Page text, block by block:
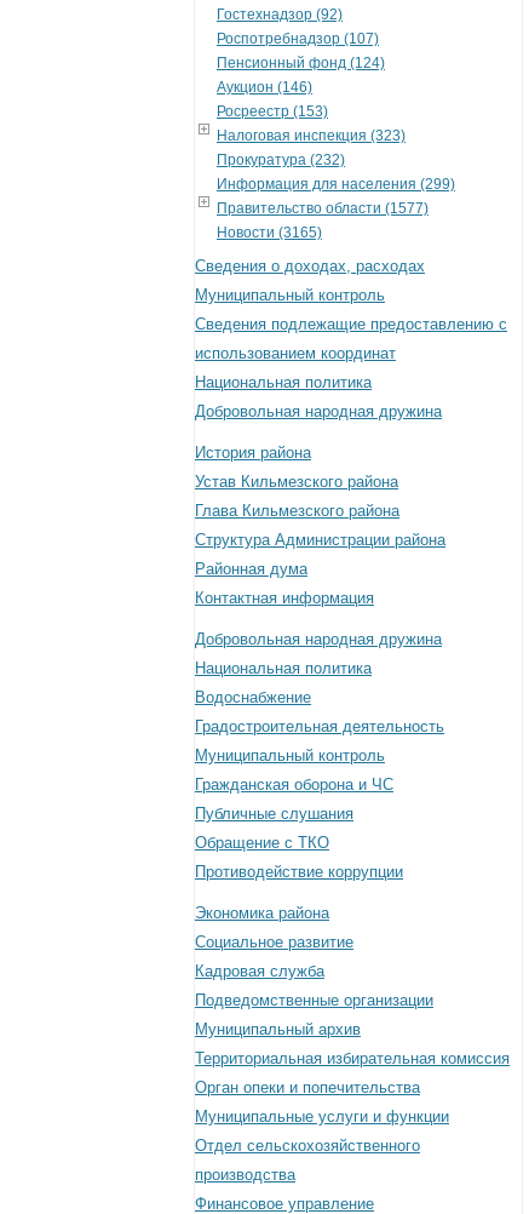
Гостехнадзор (92)
Роспотребнадзор (107)
Пенсионный фонд (124)
Аукцион (146)
Росреестр (153)
Налоговая инспекция (323)
Прокуратура (232)
Информация для населения (299)
Правительство области (1577)
Новости (3165)
Сведения о доходах, расходах
Муниципальный контроль
Сведения подлежащие предоставлению с
использованием координат
Национальная политика
Добровольная народная дружина
История района
Устав Кильмезского района
Глава Кильмезского района
Структура Администрации района
Районная дума
Контактная информация
Добровольная народная дружина
Национальная политика
Водоснабжение
Градостроительная деятельность
Муниципальный контроль
Гражданская оборона и ЧС
Публичные слушания
Обращение с ТКО
Противодействие коррупции
Экономика района
Социальное развитие
Кадровая служба
Подведомственные организации
Муниципальный архив
Территориальная избирательная комиссия
Орган опеки и попечительства
Муниципальные услуги и функции
Отдел сельскохозяйственного
производства
Финансовое управление